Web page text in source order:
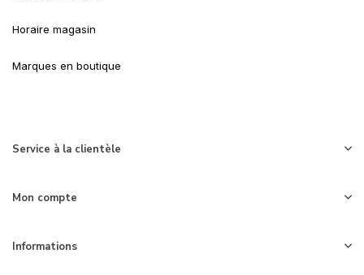
Horaire magasin
Marques en boutique
Service à la clientèle
Mon compte
Informations